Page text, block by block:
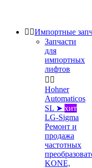
 Импортные
Запчасти
для
импортных
лифтов
 
Hohner
Automaticos
SL ➤ хит
LG-Sigma
Ремонт и
продажа
частотных
KONE,